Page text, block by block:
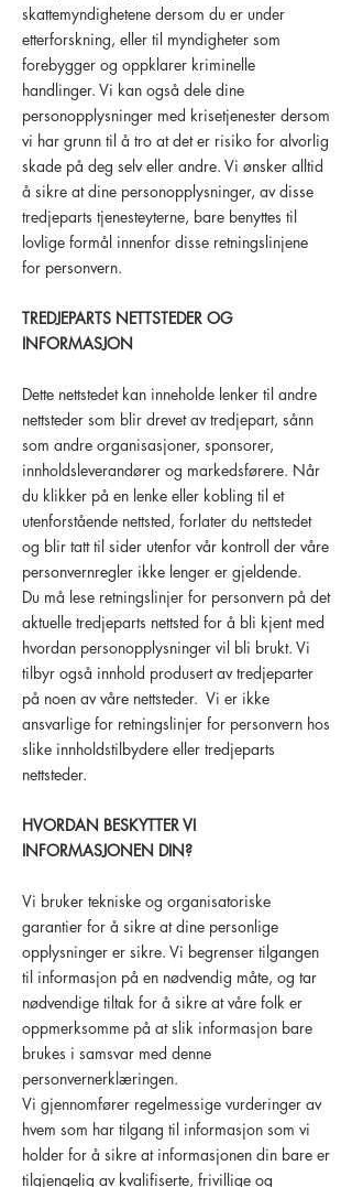
skattemyndighetene dersom du er under
etterforskning, eller til myndigheter som
forebygger og oppklarer kriminelle
handlinger. Vi kan også dele dine
personopplysninger med krisetjenester dersom
vi har grunn til å tro at det er risiko for alvorlig
skade på deg selv eller andre. Vi ønsker alltid
å sikre at dine personopplysninger, av disse
tredjeparts tjenesteyterne, bare benyttes til
lovlige formål innenfor disse retningslinjene
for personvern.
TREDJEPARTS NETTSTEDER OG
INFORMASJON
Dette nettstedet kan inneholde lenker til andre
nettsteder som blir drevet av tredjepart, sånn
som andre organisasjoner, sponsorer,
innholdsleverandører og markedsførere. Når
du klikker på en lenke eller kobling til et
utenforstående nettsted, forlater du nettstedet
og blir tatt til sider utenfor vår kontroll der våre
personvernregler ikke lenger er gjeldende.
Du må lese retningslinjer for personvern på det
aktuelle tredjeparts nettsted for å bli kjent med
hvordan personopplysninger vil bli brukt. Vi
tilbyr også innhold produsert av tredjeparter
på noen av våre nettsteder. Vi er ikke
ansvarlige for retningslinjer for personvern hos
slike innholdstilbydere eller tredjeparts
nettsteder.
HVORDAN BESKYTTER VI
INFORMASJONEN DIN?
Vi bruker tekniske og organisatoriske
garantier for å sikre at dine personlige
opplysninger er sikre. Vi begrenser tilgangen
til informasjon på en nødvendig måte, og tar
nødvendige tiltak for å sikre at våre folk er
oppmerksomme på at slik informasjon bare
brukes i samsvar med denne
personvernerklæringen.
Vi gjennomfører regelmessige vurderinger av
hvem som har tilgang til informasjon som vi
holder for å sikre at informasjonen din bare er
tilgjengelig av kvalifiserte, frivillige og